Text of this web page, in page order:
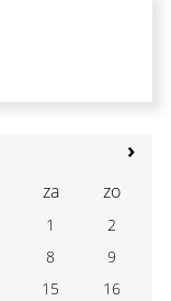
›
za zo
1
2
8
9
15
16